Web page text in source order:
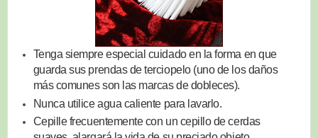
Tenga siempre especial cuidado en la forma en que
guarda sus prendas de terciopelo (uno de los daños
más comunes son las marcas de dobleces).
Nunca utilice agua caliente para lavarlo.
Cepille frecuentemente con un cepillo de cerdas